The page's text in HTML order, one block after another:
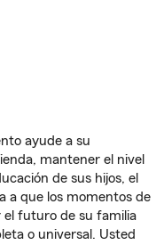
ayude a su
mantener el nivel
de sus hijos, el
a que los momentos de
el futuro de su familia
o universal. Usted